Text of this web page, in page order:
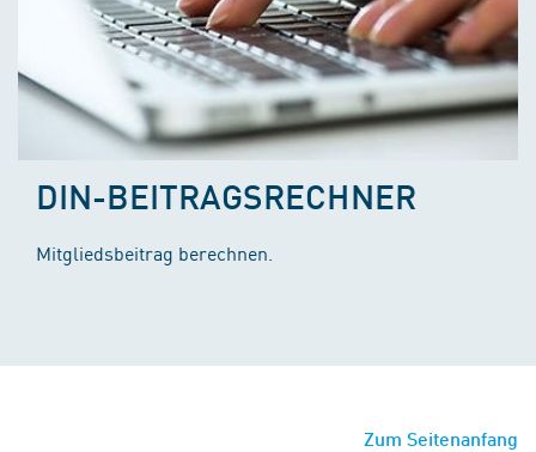
DIN-BEITRAGSRECHNER
Mitgliedsbeitrag berechnen.
Zum Seitenanfang